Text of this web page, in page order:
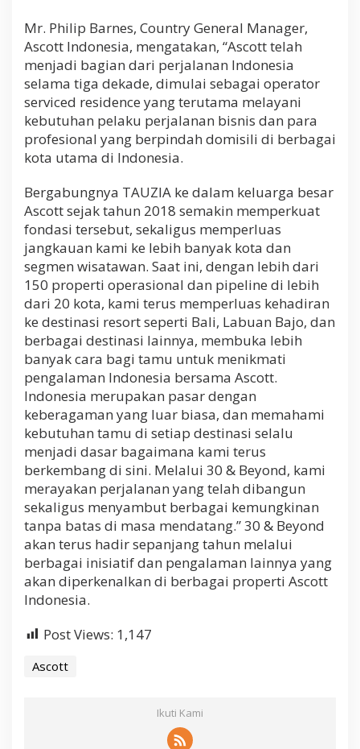
Mr. Philip Barnes, Country General Manager,
Ascott Indonesia, mengatakan, “Ascott telah
menjadi bagian dari perjalanan Indonesia
selama tiga dekade, dimulai sebagai operator
serviced residence yang terutama melayani
kebutuhan pelaku perjalanan bisnis dan para
profesional yang berpindah domisili di berbagai
kota utama di Indonesia.
Bergabungnya TAUZIA ke dalam keluarga besar
Ascott sejak tahun 2018 semakin memperkuat
fondasi tersebut, sekaligus memperluas
jangkauan kami ke lebih banyak kota dan
segmen wisatawan. Saat ini, dengan lebih dari
150 properti operasional dan pipeline di lebih
dari 20 kota, kami terus memperluas kehadiran
ke destinasi resort seperti Bali, Labuan Bajo, dan
berbagai destinasi lainnya, membuka lebih
banyak cara bagi tamu untuk menikmati
pengalaman Indonesia bersama Ascott.
Indonesia merupakan pasar dengan
keberagaman yang luar biasa, dan memahami
kebutuhan tamu di setiap destinasi selalu
menjadi dasar bagaimana kami terus
berkembang di sini. Melalui 30 & Beyond, kami
merayakan perjalanan yang telah dibangun
sekaligus menyambut berbagai kemungkinan
tanpa batas di masa mendatang.” 30 & Beyond
akan terus hadir sepanjang tahun melalui
berbagai inisiatif dan pengalaman lainnya yang
akan diperkenalkan di berbagai properti Ascott
Indonesia.
Post Views: 1,147
Ascott
Ikuti Kami